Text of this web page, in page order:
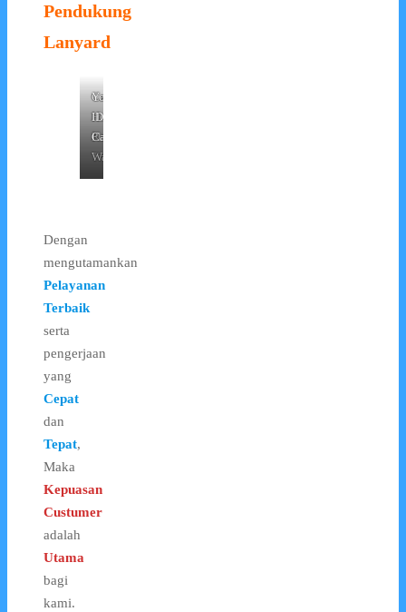
Pendukung
Lanyard
Card
Holder
Karet
Transparant
Card
Holder
Plastik
Warna
Yoyo
ID
Card
Dengan
mengutamankan
Pelayanan
Terbaik
serta
pengerjaan
yang
Cepat
dan
Tepat,
Maka
Kepuasan
Custumer
adalah
Utama
bagi
kami.